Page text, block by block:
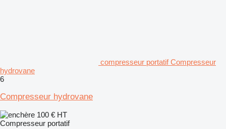
compresseur portatif Compresseur
hydrovane
6
Compresseur hydrovane
100 € HT
Compresseur portatif